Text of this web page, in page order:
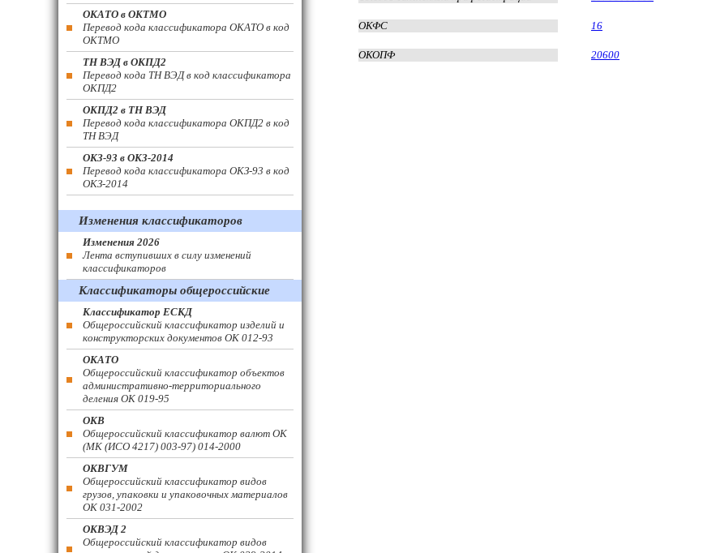
ОКФС 16
ОКОПФ 20600
ОКАТО в ОКТМО
Перевод кода классификатора ОКАТО в код
ОКТМО
ТН ВЭД в ОКПД2
Перевод кода ТН ВЭД в код классификатора
ОКПД2
ОКПД2 в ТН ВЭД
Перевод кода классификатора ОКПД2 в код
ТН ВЭД
ОКЗ-93 в ОКЗ-2014
Перевод кода классификатора ОКЗ-93 в код
ОКЗ-2014
Изменения классификаторов
Изменения 2026
Лента вступивших в силу изменений
классификаторов
Классификаторы общероссийские
Классификатор ЕСКД
Общероссийский классификатор изделий и
конструкторских документов ОК 012-93
ОКАТО
Общероссийский классификатор объектов
административно-территориального
деления ОК 019-95
ОКВ
Общероссийский классификатор валют ОК
(МК (ИСО 4217) 003-97) 014-2000
ОКВГУМ
Общероссийский классификатор видов
грузов, упаковки и упаковочных материалов
ОК 031-2002
ОКВЭД 2
Общероссийский классификатор видов